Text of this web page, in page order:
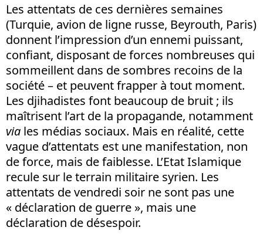
Les attentats de ces dernières semaines
(Turquie, avion de ligne russe, Beyrouth, Paris)
donnent l’impression d’un ennemi puissant,
confiant, disposant de forces nombreuses qui
sommeillent dans de sombres recoins de la
société – et peuvent frapper à tout moment.
Les djihadistes font beaucoup de bruit ; ils
maîtrisent l’art de la propagande, notamment
via les médias sociaux. Mais en réalité, cette
vague d’attentats est une manifestation, non
de force, mais de faiblesse. L’Etat Islamique
recule sur le terrain militaire syrien. Les
attentats de vendredi soir ne sont pas une
« déclaration de guerre », mais une
déclaration de désespoir.